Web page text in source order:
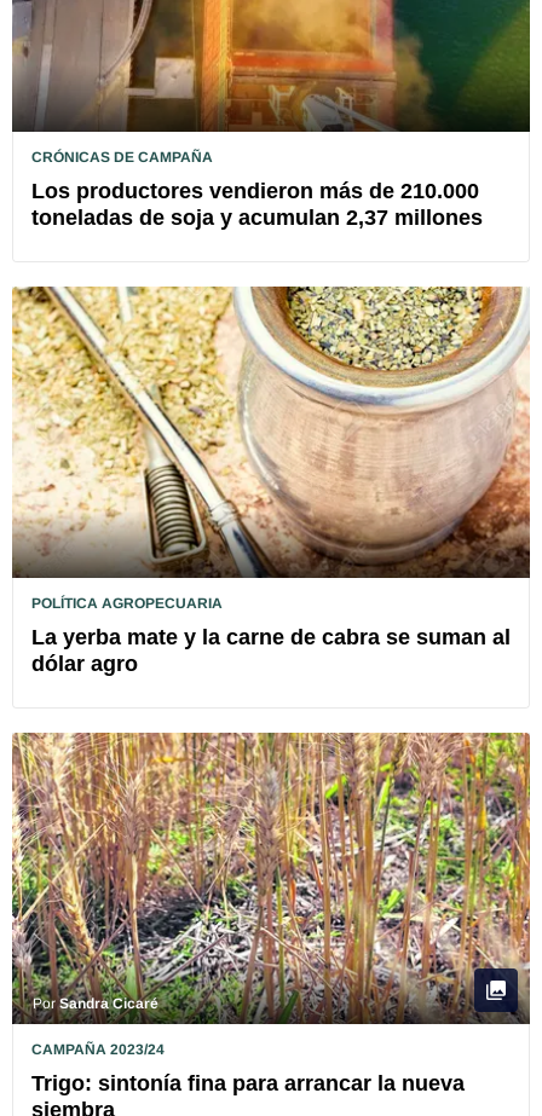
CRÓNICAS DE CAMPAÑA
Los productores vendieron más de 210.000
toneladas de soja y acumulan 2,37 millones
POLÍTICA AGROPECUARIA
La yerba mate y la carne de cabra se suman al
dólar agro
PorSandra Cicaré
CAMPAÑA 2023/24
Trigo: sintonía fina para arrancar la nueva
siembra